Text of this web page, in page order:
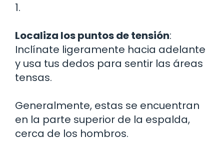
1.
Localiza los puntos de tensión:
Inclínate ligeramente hacia adelante
y usa tus dedos para sentir las áreas
tensas.
Generalmente, estas se encuentran
en la parte superior de la espalda,
cerca de los hombros.